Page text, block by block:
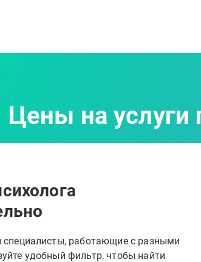
Цены на услуги
специалисты, работающие с разными
удобный фильтр, чтобы найти